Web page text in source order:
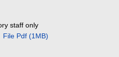
staff only
File Pdf (1MB)